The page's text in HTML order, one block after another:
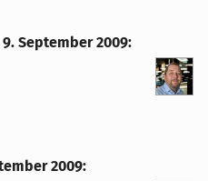
September 2009:
2009: